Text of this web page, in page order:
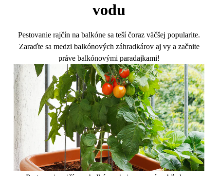
vodu
Pestovanie rajčín na balkóne sa teší čoraz väčšej popularite.
Zaraďte sa medzi balkónových záhradkárov aj vy a začnite
práve balkónovými paradajkami!